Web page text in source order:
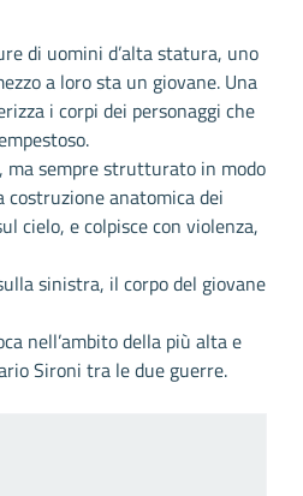
di uomini d’alta statura, uno
a loro sta un giovane. Una
i corpi dei personaggi che
ma sempre strutturato in modo
costruzione anatomica dei
cielo, e colpisce con violenza,
sinistra, il corpo del giovane
nell’ambito della più alta e
Sironi tra le due guerre.